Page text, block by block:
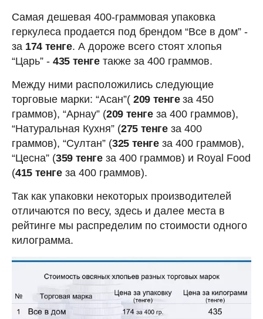
Самая дешевая 400-граммовая упаковка
геркулеса продается под брендом “Все в дом” -
за 174 тенге. А дороже всего стоят хлопья
“Царь” - 435 тенгетакже за 400 граммов.
Между ними расположились следующие
торговые марки: “Асан”( 209 тенгеза 450
граммов), “Арнау” (209 тенгеза 400 граммов),
“Натуральная Кухня” (275 тенгеза 400
граммов), “Султан” (325 тенгеза 400 граммов),
“Цесна” (359 тенгеза 400 граммов) и Royal Food
(415 тенгеза 400 граммов).
Так как упаковки некоторых производителей
отличаются по весу, здесь и далее места в
рейтинге мы распределим по стоимости одного
килограмма.